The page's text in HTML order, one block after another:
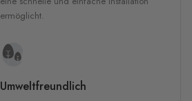
ermöglicht.
Umweltfreundlich